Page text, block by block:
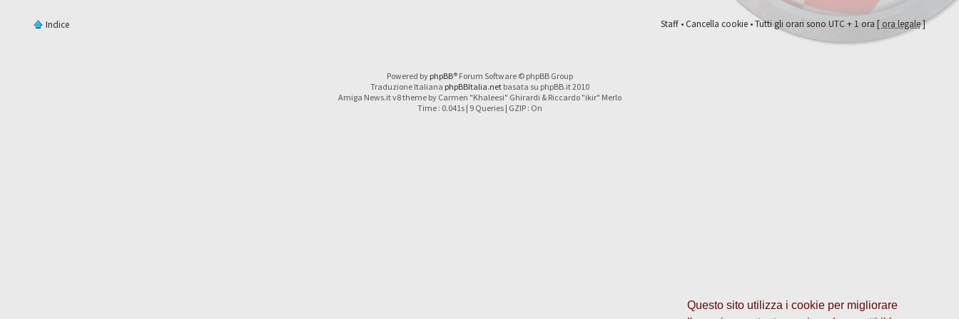
Questo sito utilizza i cookie per migliorare
Indice Staff•Cancella cookie• Tutti gli orari sono UTC + 1 ora [ ora legale]
Powered by phpBB® Forum Software © phpBB Group
Traduzione Italiana phpBBItalia.netbasata su phpBB.it 2010
Amiga News.it v8 theme by Carmen "Khaleesi" Ghirardi & Riccardo "ikir" Merlo
Time : 0.041s | 9 Queries | GZIP : On